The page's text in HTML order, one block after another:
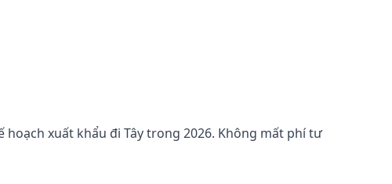
hoạch xuất khẩu đi Tây trong 2026. Không mất phí tư